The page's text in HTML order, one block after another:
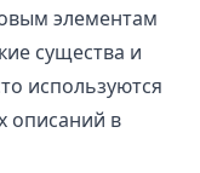
элементам
существа и
используются
описаний в